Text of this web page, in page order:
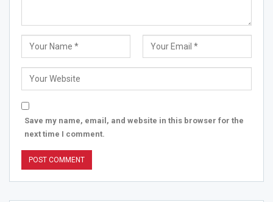
Save my name, email, and website in this browser for the
next time I comment.